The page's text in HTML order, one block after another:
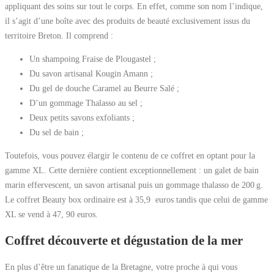
appliquant des soins sur tout le corps. En effet, comme son nom l’indique,
il s’agit d’une boîte avec des produits de beauté exclusivement issus du
territoire Breton. Il comprend :
Un shampoing Fraise de Plougastel ;
Du savon artisanal Kougin Amann ;
Du gel de douche Caramel au Beurre Salé ;
D’un gommage Thalasso au sel ;
Deux petits savons exfoliants ;
Du sel de bain ;
Toutefois, vous pouvez élargir le contenu de ce coffret en optant pour la
gamme XL. Cette dernière contient exceptionnellement : un galet de bain
marin effervescent, un savon artisanal puis un gommage thalasso de 200 g.
Le coffret Beauty box ordinaire est à 35,9 euros tandis que celui de gamme
XL se vend à 47, 90 euros.
Coffret découverte et dégustation de la mer
En plus d’être un fanatique de la Bretagne, votre proche à qui vous